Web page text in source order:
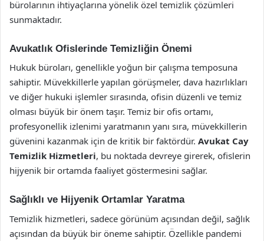
bürolarının ihtiyaçlarına yönelik özel temizlik çözümleri
sunmaktadır.
Avukatlık Ofislerinde Temizliğin Önemi
Hukuk büroları, genellikle yoğun bir çalışma temposuna
sahiptir. Müvekkillerle yapılan görüşmeler, dava hazırlıkları
ve diğer hukuki işlemler sırasında, ofisin düzenli ve temiz
olması büyük bir önem taşır. Temiz bir ofis ortamı,
profesyonellik izlenimi yaratmanın yanı sıra, müvekkillerin
güvenini kazanmak için de kritik bir faktördür. Avukat Cay
Temizlik Hizmetleri, bu noktada devreye girerek, ofislerin
hijyenik bir ortamda faaliyet göstermesini sağlar.
Sağlıklı ve Hijyenik Ortamlar Yaratma
Temizlik hizmetleri, sadece görünüm açısından değil, sağlık
açısından da büyük bir öneme sahiptir. Özellikle pandemi